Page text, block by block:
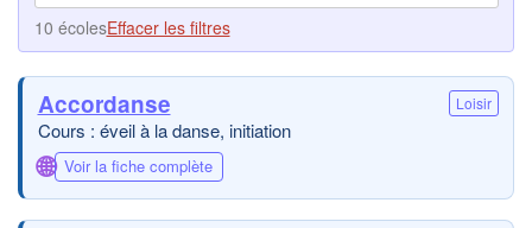
10 écolesEffacer les filtres
Accordanse Loisir
Cours : éveil à la danse, initiation
🌐 Voir la fiche complète